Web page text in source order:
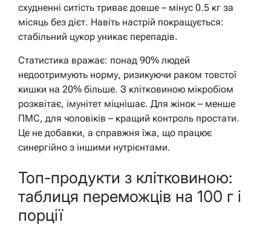
схудненні ситість триває довше – мінус 0.5 кг за
місяць без дієт. Навіть настрій покращується:
стабільний цукор уникає перепадів.
Статистика вражає: понад 90% людей
недоотримують норму, ризикуючи раком товстої
кишки на 20% більше. З клітковиною мікробіом
розквітає, імунітет міцнішає. Для жінок – менше
ПМС, для чоловіків – кращий контроль простати.
Це не добавки, а справжня їжа, що працює
синергійно з іншими нутрієнтами.
Топ-продукти з клітковиною:
таблиця переможців на 100 г і
порції